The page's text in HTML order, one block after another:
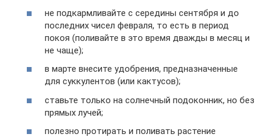
не подкармливайте с середины сентября и до
последних чисел февраля, то есть в период
покоя (поливайте в это время дважды в месяц и
не чаще);
в марте внесите удобрения, предназначенные
для суккулентов (или кактусов);
ставьте только на солнечный подоконник, но без
прямых лучей;
полезно протирать и поливать растение